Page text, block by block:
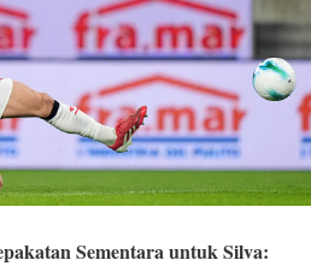
Sementara untuk Silva: